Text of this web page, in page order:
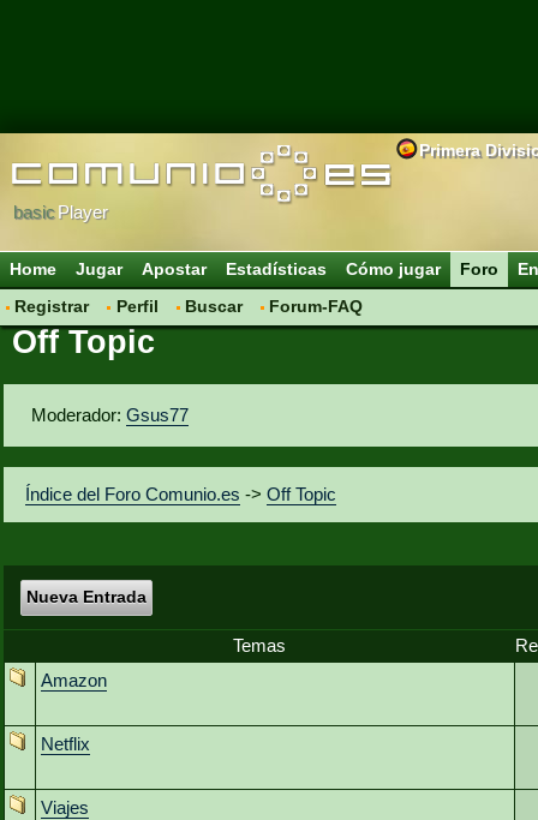
Primera
basicPlayer
Home Jugar Apostar Estadísticas Cómo jugar
Foro
Registrar
Perfil Buscar Forum-FAQ
Off Topic
Moderador:Gsus77
Índice del Foro Comunio.es ->Off Topic
Nueva Entrada
Temas
Amazon
Netflix
Viajes